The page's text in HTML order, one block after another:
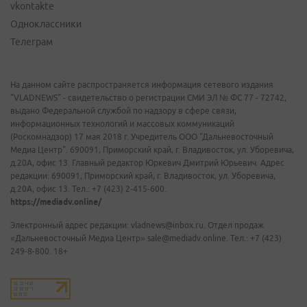
vkontakte
Одноклассники
Телеграм
На данном сайте распространяется информация сетевого издания
"VLADNEWS" - свидетельство о регистрации СМИ ЭЛ № ФС 77 - 72742,
выдано Федеральной службой по надзору в сфере связи,
информационных технологий и массовых коммуникаций
(Роскомнадзор) 17 мая 2018 г. Учредитель ООО "Дальневосточный
Медиа Центр". 690091, Приморский край, г. Владивосток, ул. Уборевича,
д.20А, офис 13. Главный редактор Юркевич Дмитрий Юрьевич. Адрес
редакции: 690091, Приморский край, г. Владивосток, ул. Уборевича,
д.20А, офис 13. Тел.: +7 (423) 2-415-600.
https://mediadv.online/
Электронный адрес редакции: vladnews@inbox.ru. Отдел продаж
«Дальневосточный Медиа Центр» sale@mediadv.online. Тел.: +7 (423)
249-8-800. 18+